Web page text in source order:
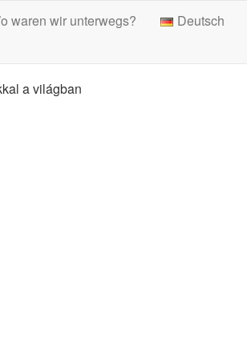
waren wir unterwegs? Deutsch
a világban